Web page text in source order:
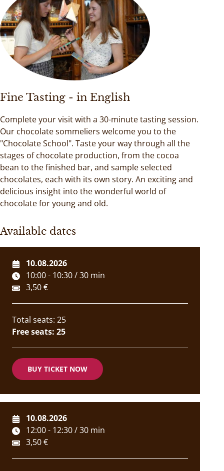
Fine Tasting - in English
Complete your visit with a 30-minute tasting session.
Our chocolate sommeliers welcome you to the
"Chocolate School". Taste your way through all the
stages of chocolate production, from the cocoa
bean to the finished bar, and sample selected
chocolates, each with its own story. An exciting and
delicious insight into the wonderful world of
chocolate for young and old.
Available dates
10.08.2026
10:00 - 10:30 / 30 min
3,50 €
Total seats: 25
Free seats: 25
BUY TICKET NOW
10.08.2026
12:00 - 12:30 / 30 min
3,50 €